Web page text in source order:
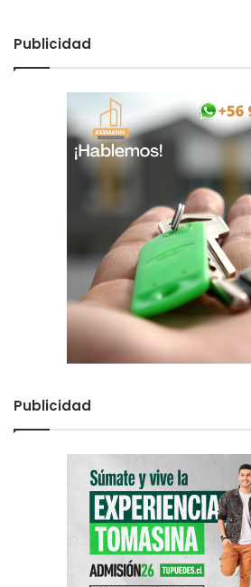
Publicidad
Publicidad